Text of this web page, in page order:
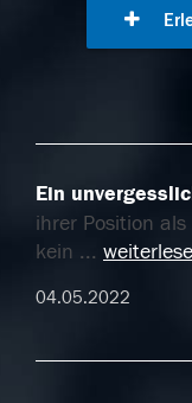
Ein
ihrer Position
kein ...
04.05.2022